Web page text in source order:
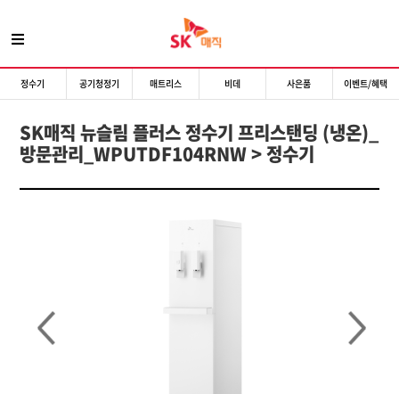
정수기 공기청정기 매트리스 비데 사은품 이벤트/혜택
SK매직 뉴슬림 플러스 정수기 프리스탠딩 (냉온)_
방문관리_WPUTDF104RNW > 정수기